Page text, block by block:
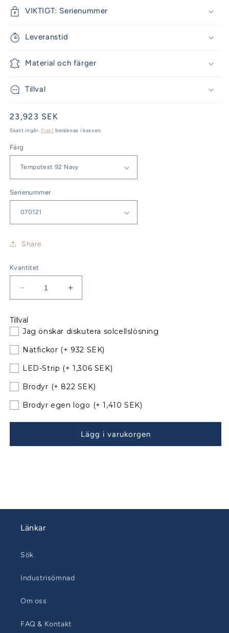
VIKTIGT: Serienummer
Leveranstid
Material och färger
Tillval
Ordinarie
pris
23,923 SEK
Skatt ingår. Frakt beräknas i kassan.
Färg
Serienummer
Share
Kvantitet
Minska
kvantitet
Jeanneau
Sun
Odyssey
Sprayhood
befintliga
bågar
070121
Öka
kvantitet
Sun
Odyssey
Sprayhood
befintliga
bågar
070121
Tillval
Jag önskar diskutera solcellslösning
Nätfickor (+ 932 SEK)
LED-Strip (+ 1,306 SEK)
Brodyr (+ 822 SEK)
Brodyr egen logo (+ 1,410 SEK)
Lägg i varukorgen
Länkar
Sök
Industrisömnad
Om oss
FAQ & Kontakt